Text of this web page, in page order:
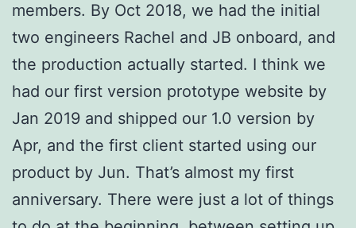
members. By Oct 2018, we had the initial
two engineers Rachel and JB onboard, and
the production actually started. I think we
had our first version prototype website by
Jan 2019 and shipped our 1.0 version by
Apr, and the first client started using our
product by Jun. That’s almost my first
anniversary. There were just a lot of things